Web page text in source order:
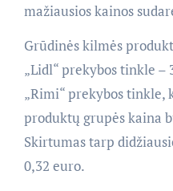
mažiausios kainos
Grūdinės kilmės
„Lidl“ prekybos tinkle –
„Rimi“ prekybos tinkle,
produktų grupės kaina
Skirtumas tarp
0,32 euro.